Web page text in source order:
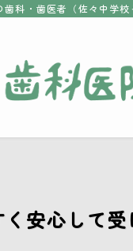
科・歯医者（佐々中学校
安心して